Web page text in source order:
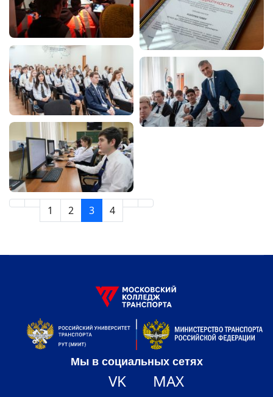
1 2 3 4
Мы в социальных сетях
VK MAX